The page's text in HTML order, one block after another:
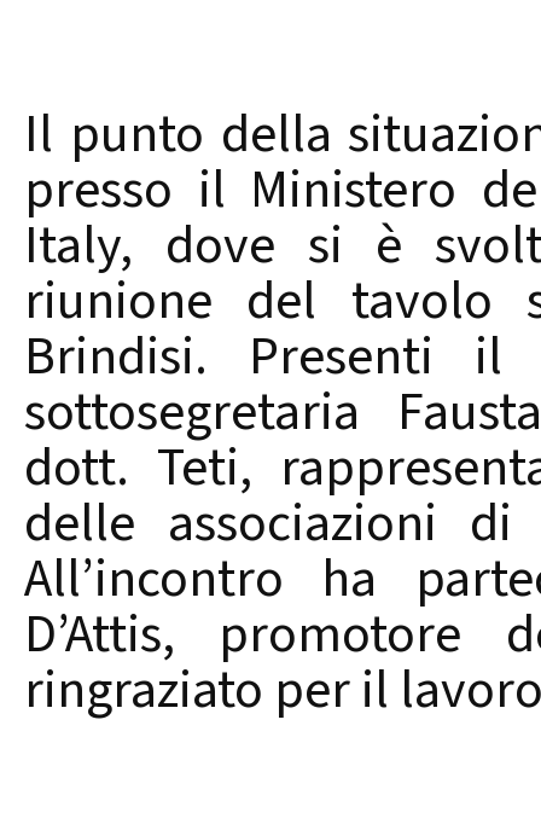
Il punto della
presso il Ministero
Italy, dove si è
riunione del tavolo
Brindisi. Presenti
sottosegretaria
dott. Teti,
delle associazioni
All’incontro ha
D’Attis, promotore
ringraziato per il